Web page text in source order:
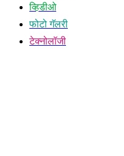
व्हिडीओ
फोटो गॅलरी
टेक्नोलॉजी